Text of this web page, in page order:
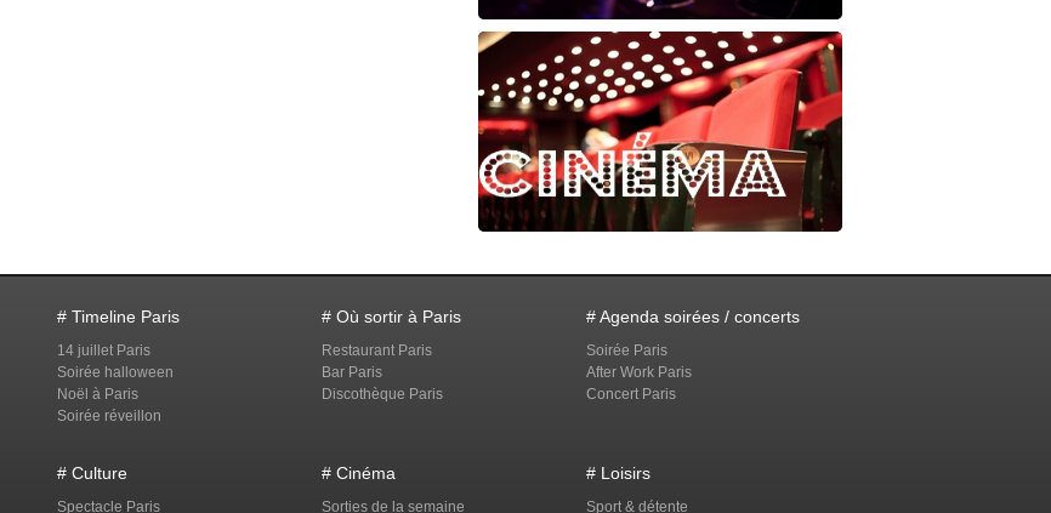
# Timeline Paris
14 juillet Paris
Soirée halloween
Noël à Paris
Soirée réveillon
# Où sortir à Paris
Restaurant Paris
Bar Paris
Discothèque Paris
# Agenda soirées / concerts
Soirée Paris
After Work Paris
Concert Paris
# Culture
Spectacle Paris
# Cinéma
Sorties de la semaine
# Loisirs
Sport & détente